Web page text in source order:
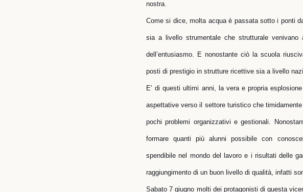
nostra.
Come si dice, molta acqua è passata sotto i ponti
sia a livello strumentale che strutturale
dell’entusiasmo. E nonostante ciò la scuola
posti di prestigio in strutture ricettive sia a livello
E’ di questi ultimi anni, la vera e propria
aspettative verso il settore turistico che
pochi problemi organizzativi e gestionali.
formare quanti più alunni possibile con
spendibile nel mondo del lavoro e i risultati delle
raggiungimento di un buon livello di qualità, infatti
Sabato 7 giugno molti dei protagonisti di questa